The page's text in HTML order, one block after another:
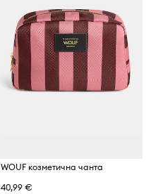
WOUF козметична чанта
40,99 €